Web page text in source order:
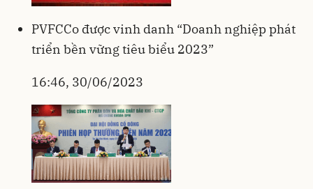
PVFCCo được vinh danh “Doanh nghiệp phát
triển bền vững tiêu biểu 2023”
16:46, 30/06/2023